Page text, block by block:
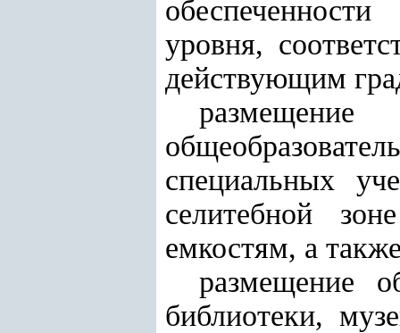
уровня,
действующим
специальных
селитебной
емкостям, а
размещение
библиотеки,